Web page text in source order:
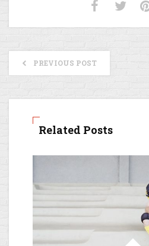
PREVIOUS POST
Related Posts